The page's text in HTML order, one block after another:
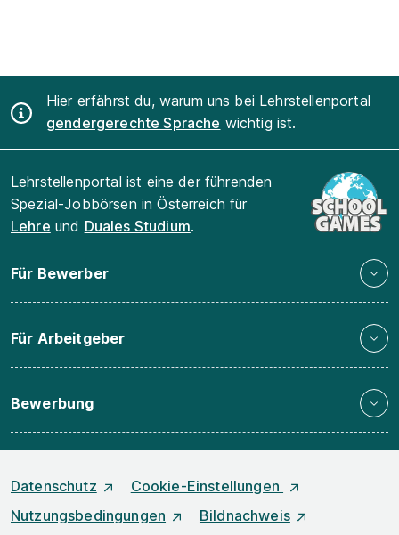
Hier erfährst du, warum uns bei Lehrstellenportal
gendergerechte Sprache wichtig ist.
Lehrstellenportal ist eine der führenden
Spezial-Jobbörsen in Österreich für
Lehre und Duales Studium.
Für Bewerber
Für Arbeitgeber
Bewerbung
Datenschutz
Cookie-Einstellungen
Nutzungsbedingungen
Bildnachweis